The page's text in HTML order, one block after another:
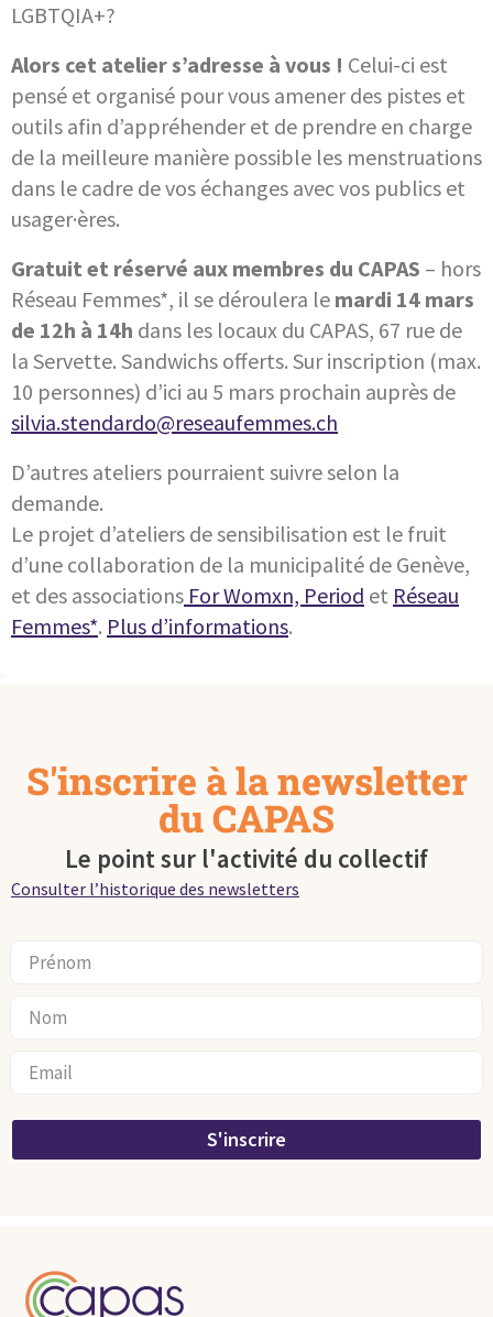
LGBTQIA+?
Alors cet atelier s’adresse à vous ! Celui-ci est
pensé et organisé pour vous amener des pistes et
outils afin d’appréhender et de prendre en charge
de la meilleure manière possible les menstruations
dans le cadre de vos échanges avec vos publics et
usager·ères.
Gratuit et réservé aux membres du CAPAS – hors
Réseau Femmes*, il se déroulera le mardi 14 mars
de 12h à 14h dans les locaux du CAPAS, 67 rue de
la Servette. Sandwichs offerts. Sur inscription (max.
10 personnes) d’ici au 5 mars prochain auprès de
silvia.stendardo@reseaufemmes.ch
D’autres ateliers pourraient suivre selon la
demande.
Le projet d’ateliers de sensibilisation est le fruit
d’une collaboration de la municipalité de Genève,
et des associations For Womxn, Period et Réseau
Femmes*. Plus d’informations.
S'inscrire à la newsletter
du CAPAS
Le point sur l'activité du collectif
Consulter l’historique des newsletters
S'inscrire